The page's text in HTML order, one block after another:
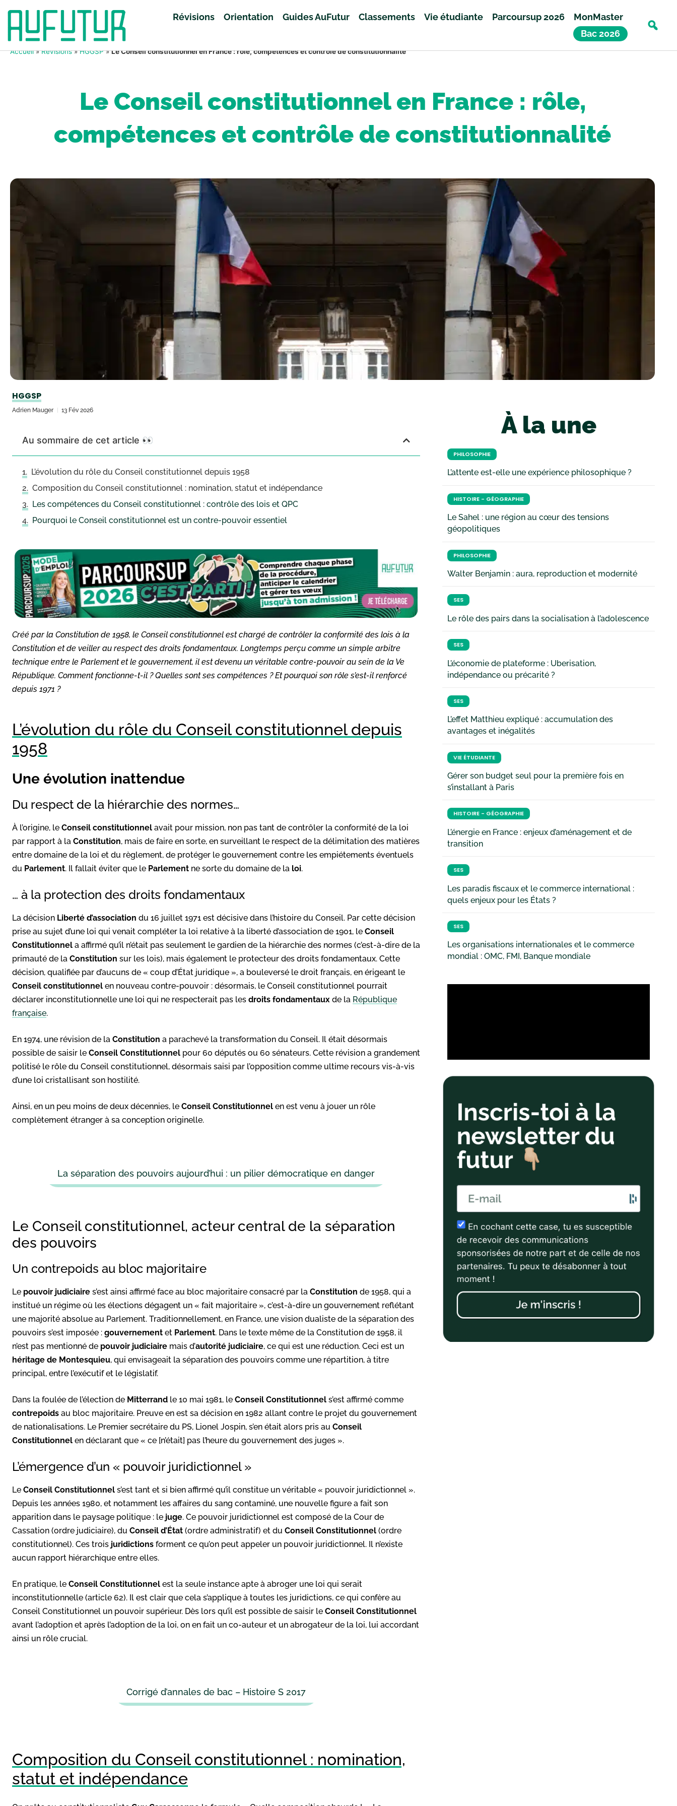
Révisions Orientation Guides AuFutur Classements Vie étudiante Parcoursup 2026
MonMaster
Bac 2026
Accueil»Révisions»HGGSP»Le Conseil constitutionnel en France : rôle, compétences et contrôle de constitutionnalité
Le Conseil constitutionnel en France : rôle,
compétences et contrôle de constitutionnalité
HGGSP
Adrien Mauger 13 Fév 2026
Au sommaire de cet article 👀
L’évolution du rôle du Conseil constitutionnel depuis 1958
Composition du Conseil constitutionnel : nomination, statut et indépendance
Les compétences du Conseil constitutionnel : contrôle des lois et QPC
Pourquoi le Conseil constitutionnel est un contre-pouvoir essentiel
Créé par la Constitution de 1958, le Conseil constitutionnel est chargé de contrôler la conformité des lois à la
Constitution et de veiller au respect des droits fondamentaux. Longtemps perçu comme un simple arbitre
technique entre le Parlement et le gouvernement, il est devenu un véritable contre-pouvoir au sein de la Ve
République. Comment fonctionne-t-il ? Quelles sont ses compétences ? Et pourquoi son rôle s’est-il renforcé
depuis 1971 ?
L’évolution du rôle du Conseil constitutionnel depuis
1958
Une évolution inattendue
Du respect de la hiérarchie des normes…
À l’origine, le Conseil constitutionnel avait pour mission, non pas tant de contrôler la conformité de la loi
par rapport à la Constitution, mais de faire en sorte, en surveillant le respect de la délimitation des matières
entre domaine de la loi et du règlement, de protéger le gouvernement contre les empiétements éventuels
du Parlement. Il fallait éviter que le Parlement ne sorte du domaine de la loi.
… à la protection des droits fondamentaux
La décision Liberté d’association du 16 juillet 1971 est décisive dans l’histoire du Conseil. Par cette décision
prise au sujet d’une loi qui venait compléter la loi relative à la liberté d’association de 1901, le Conseil
Constitutionnel a affirmé qu’il n’était pas seulement le gardien de la hiérarchie des normes (c’est-à-dire de la
primauté de la Constitution sur les lois), mais également le protecteur des droits fondamentaux. Cette
décision, qualifiée par d’aucuns de « coup d’État juridique », a bouleversé le droit français, en érigeant le
Conseil constitutionnel en nouveau contre-pouvoir : désormais, le Conseil constitutionnel pourrait
déclarer inconstitutionnelle une loi qui ne respecterait pas les droits fondamentaux de la République
française.
En 1974, une révision de la Constitution a parachevé la transformation du Conseil. Il était désormais
possible de saisir le Conseil Constitutionnel pour 60 députés ou 60 sénateurs. Cette révision a grandement
politisé le rôle du Conseil constitutionnel, désormais saisi par l’opposition comme ultime recours vis-à-vis
d’une loi cristallisant son hostilité.
Ainsi, en un peu moins de deux décennies, le Conseil Constitutionnel en est venu à jouer un rôle
complètement étranger à sa conception originelle.
La séparation des pouvoirs aujourd’hui : un pilier démocratique en danger
Le Conseil constitutionnel, acteur central de la séparation
des pouvoirs
Un contrepoids au bloc majoritaire
Le pouvoir judiciaire s’est ainsi affirmé face au bloc majoritaire consacré par la Constitution de 1958, qui a
institué un régime où les élections dégagent un « fait majoritaire », c’est-à-dire un gouvernement reflétant
une majorité absolue au Parlement. Traditionnellement, en France, une vision dualiste de la séparation des
pouvoirs s’est imposée : gouvernement et Parlement. Dans le texte même de la Constitution de 1958, il
n’est pas mentionné de pouvoir judiciaire mais d’autorité judiciaire, ce qui est une réduction. Ceci est un
héritage de Montesquieu, qui envisageait la séparation des pouvoirs comme une répartition, à titre
principal, entre l’exécutif et le législatif.
Dans la foulée de l’élection de Mitterrand le 10 mai 1981, le Conseil Constitutionnel s’est affirmé comme
contrepoids au bloc majoritaire. Preuve en est sa décision en 1982 allant contre le projet du gouvernement
de nationalisations. Le Premier secrétaire du PS, Lionel Jospin, s’en était alors pris au Conseil
Constitutionnel en déclarant que « ce [n’était] pas l’heure du gouvernement des juges ».
L’émergence d’un « pouvoir juridictionnel »
Le Conseil Constitutionnel s’est tant et si bien affirmé qu’il constitue un véritable « pouvoir juridictionnel ».
Depuis les années 1980, et notamment les affaires du sang contaminé, une nouvelle figure a fait son
apparition dans le paysage politique : le juge. Ce pouvoir juridictionnel est composé de la Cour de
Cassation (ordre judiciaire), du Conseil d’État (ordre administratif) et du Conseil Constitutionnel (ordre
constitutionnel). Ces trois juridictions forment ce qu’on peut appeler un pouvoir juridictionnel. Il n’existe
aucun rapport hiérarchique entre elles.
En pratique, le Conseil Constitutionnel est la seule instance apte à abroger une loi qui serait
inconstitutionnelle (article 62). Il est clair que cela s’applique à toutes les juridictions, ce qui confère au
Conseil Constitutionnel un pouvoir supérieur. Dès lors qu’il est possible de saisir le Conseil Constitutionnel
avant l’adoption et après l’adoption de la loi, on en fait un co-auteur et un abrogateur de la loi, lui accordant
ainsi un rôle crucial.
Corrigé d’annales de bac – Histoire S 2017
Composition du Conseil constitutionnel : nomination,
statut et indépendance
À la une
PHILOSOPHIE
L’attente est-elle une expérience philosophique ?
HISTOIRE - GÉOGRAPHIE
Le Sahel : une région au cœur des tensions
géopolitiques
PHILOSOPHIE
Walter Benjamin : aura, reproduction et modernité
SES
Le rôle des pairs dans la socialisation à l’adolescence
SES
L’économie de plateforme : Uberisation,
indépendance ou précarité ?
SES
L’effet Matthieu expliqué : accumulation des
avantages et inégalités
VIE ÉTUDIANTE
Gérer son budget seul pour la première fois en
s’installant à Paris
HISTOIRE - GÉOGRAPHIE
L’énergie en France : enjeux d’aménagement et de
transition
SES
Les paradis fiscaux et le commerce international :
quels enjeux pour les États ?
SES
Les organisations internationales et le commerce
mondial : OMC, FMI, Banque mondiale